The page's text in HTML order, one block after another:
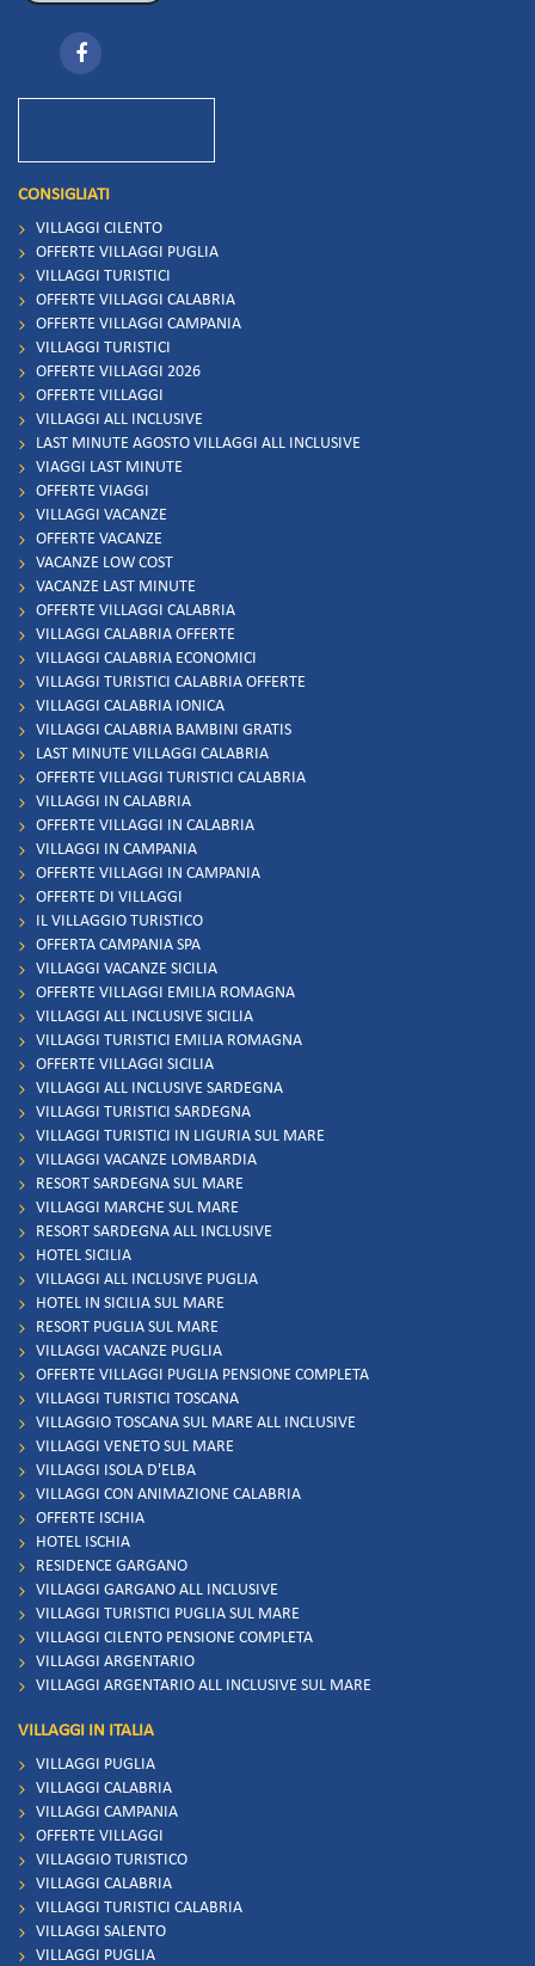
CONSIGLIATI
VILLAGGI CILENTO
OFFERTE VILLAGGI PUGLIA
VILLAGGI TURISTICI
OFFERTE VILLAGGI CALABRIA
OFFERTE VILLAGGI CAMPANIA
VILLAGGI TURISTICI
OFFERTE VILLAGGI 2026
OFFERTE VILLAGGI
VILLAGGI ALL INCLUSIVE
LAST MINUTE AGOSTO VILLAGGI ALL INCLUSIVE
VIAGGI LAST MINUTE
OFFERTE VIAGGI
VILLAGGI VACANZE
OFFERTE VACANZE
VACANZE LOW COST
VACANZE LAST MINUTE
OFFERTE VILLAGGI CALABRIA
VILLAGGI CALABRIA OFFERTE
VILLAGGI CALABRIA ECONOMICI
VILLAGGI TURISTICI CALABRIA OFFERTE
VILLAGGI CALABRIA IONICA
VILLAGGI CALABRIA BAMBINI GRATIS
LAST MINUTE VILLAGGI CALABRIA
OFFERTE VILLAGGI TURISTICI CALABRIA
VILLAGGI IN CALABRIA
OFFERTE VILLAGGI IN CALABRIA
VILLAGGI IN CAMPANIA
OFFERTE VILLAGGI IN CAMPANIA
OFFERTE DI VILLAGGI
IL VILLAGGIO TURISTICO
OFFERTA CAMPANIA SPA
VILLAGGI VACANZE SICILIA
OFFERTE VILLAGGI EMILIA ROMAGNA
VILLAGGI ALL INCLUSIVE SICILIA
VILLAGGI TURISTICI EMILIA ROMAGNA
OFFERTE VILLAGGI SICILIA
VILLAGGI ALL INCLUSIVE SARDEGNA
VILLAGGI TURISTICI SARDEGNA
VILLAGGI TURISTICI IN LIGURIA SUL MARE
VILLAGGI VACANZE LOMBARDIA
RESORT SARDEGNA SUL MARE
VILLAGGI MARCHE SUL MARE
RESORT SARDEGNA ALL INCLUSIVE
HOTEL SICILIA
VILLAGGI ALL INCLUSIVE PUGLIA
HOTEL IN SICILIA SUL MARE
RESORT PUGLIA SUL MARE
VILLAGGI VACANZE PUGLIA
OFFERTE VILLAGGI PUGLIA PENSIONE COMPLETA
VILLAGGI TURISTICI TOSCANA
VILLAGGIO TOSCANA SUL MARE ALL INCLUSIVE
VILLAGGI VENETO SUL MARE
VILLAGGI ISOLA D'ELBA
VILLAGGI CON ANIMAZIONE CALABRIA
OFFERTE ISCHIA
HOTEL ISCHIA
RESIDENCE GARGANO
VILLAGGI GARGANO ALL INCLUSIVE
VILLAGGI TURISTICI PUGLIA SUL MARE
VILLAGGI CILENTO PENSIONE COMPLETA
VILLAGGI ARGENTARIO
VILLAGGI ARGENTARIO ALL INCLUSIVE SUL MARE
VILLAGGI IN ITALIA
VILLAGGI PUGLIA
VILLAGGI CALABRIA
VILLAGGI CAMPANIA
OFFERTE VILLAGGI
VILLAGGIO TURISTICO
VILLAGGI CALABRIA
VILLAGGI TURISTICI CALABRIA
VILLAGGI SALENTO
VILLAGGI PUGLIA